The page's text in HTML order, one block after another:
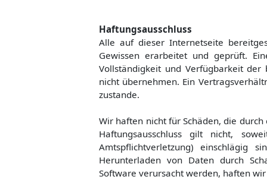
Haftungsausschluss
Alle auf dieser Internetseite
Gewissen erarbeitet und geprüft.
Vollständigkeit und Verfügbarkeit
nicht übernehmen. Ein
zustande.
Wir haften nicht für Schäden, die
Haftungsausschluss gilt nicht,
Amtspflichtverletzung) einschlägig
Herunterladen von Daten durch
Software verursacht werden, haften